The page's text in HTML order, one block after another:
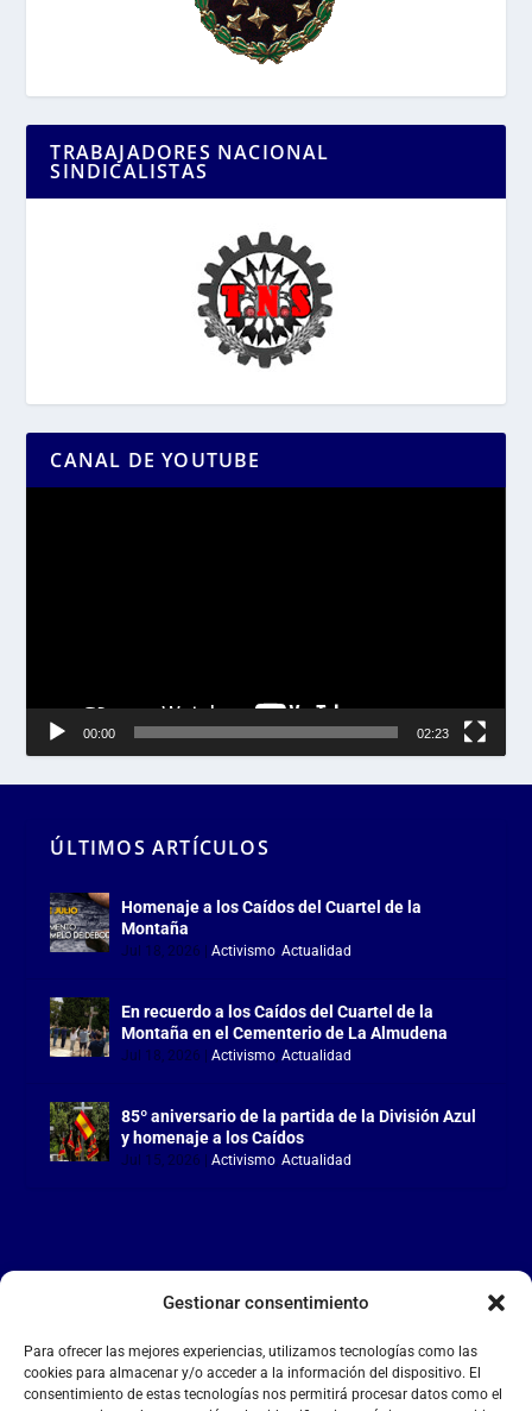
Gestionar consentimiento
Para ofrecer las mejores experiencias, utilizamos tecnologías como las
cookies para almacenar y/o acceder a la información del dispositivo. El
consentimiento de estas tecnologías nos permitirá procesar datos como el
TRABAJADORES NACIONAL
SINDICALISTAS
CANAL DE YOUTUBE
00:00 02:23
ÚLTIMOS ARTÍCULOS
Homenaje a los Caídos del Cuartel de la
Montaña
Jul 18, 2026 |Activismo,Actualidad
En recuerdo a los Caídos del Cuartel de la
Montaña en el Cementerio de La Almudena
Jul 18, 2026 |Activismo,Actualidad
85º aniversario de la partida de la División Azul
y homenaje a los Caídos
Jul 15, 2026 |Activismo,Actualidad
LA FALANGE
Reproductor
de